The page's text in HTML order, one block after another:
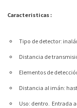
Caracteristicas :
Tipo de detector:
Distancia de
Elementos de
Distancia al imán:
Uso: dentro. Entrada